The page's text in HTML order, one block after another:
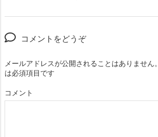
コメントをどうぞ
メールアドレスが公開されることはありません。
は必須項目です
コメント